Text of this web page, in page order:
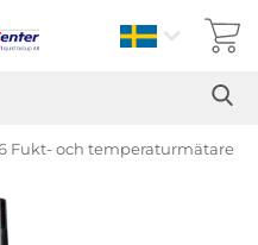
Sverige
Fukt- och temperaturmätare